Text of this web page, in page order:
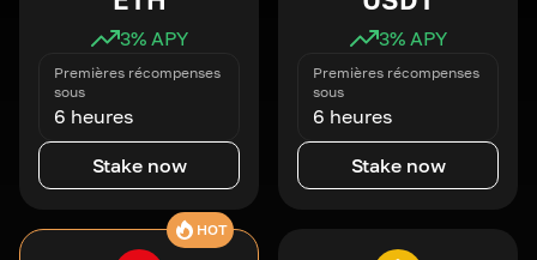
3% APY
Premières récompenses
sous
6 heures
Stake now
3% APY
Premières récompenses
sous
6 heures
Stake now
HOT